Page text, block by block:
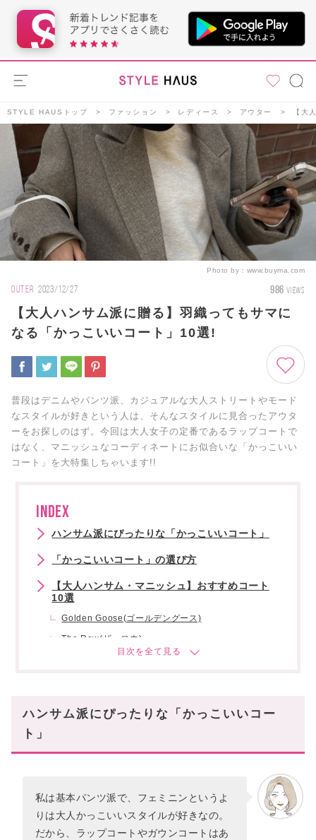
STYLE HAUSトップ ファッション レディース アウター 【大
Photo by： www.buyma.com
OUTER 2023/12/27 986 VIEWS
【大人ハンサム派に贈る】羽織ってもサマに
なる「かっこいいコート」10選!
普段はデニムやパンツ派、カジュアルな大人ストリートやモード
なスタイルが好きという人は、そんなスタイルに見合ったアウタ
ーをお探しのはず。今回は大人女子の定番であるラップコートで
はなく、マニッシュなコーディネートにお似合いな「かっこいい
コート」を大特集しちゃいます!!
INDEX
ハンサム派にぴったりな「かっこいいコート」
「かっこいいコート」の選び方
【大人ハンサム・マニッシュ】おすすめコート
10選
Golden Goose(ゴールデングース)
The Row(ザ・ロウ)
toteme(トーテムスウェーデン)
MACKINTOSH(マッキントッシュ)
Maison Margiela(メゾンマルジェラ)
「かっこいいコート」お手本コーディネート3選
ハンサム派にぴったりな「かっこいいコー
ト」
私は基本パンツ派で、フェミニンというよ
りは大人かっこいいスタイルが好きなの。
だから、ラップコートやガウンコートはあ